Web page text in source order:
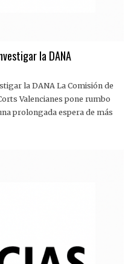
la DANA
la DANA La Comisión de
Valencianes pone rumbo
prolongada espera de más